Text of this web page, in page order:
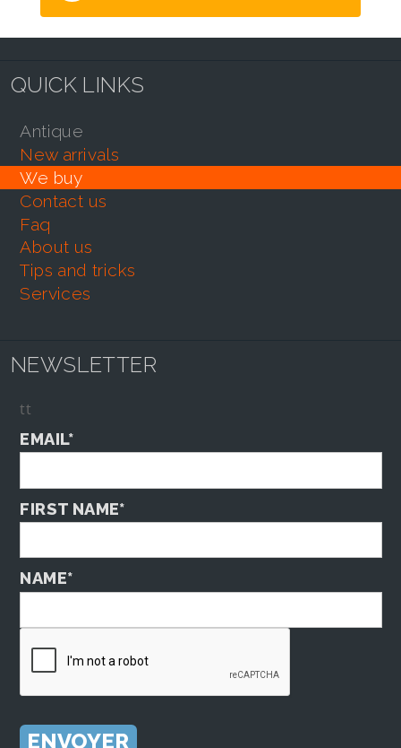
QUICK LINKS
antique
new arrivals
we buy
contact us
faq
about us
tips and tricks
services
NEWSLETTER
tt
EMAIL*
FIRST NAME*
NAME*